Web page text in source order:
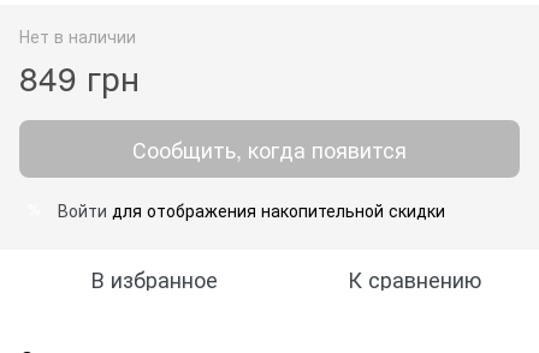
Нет в наличии
849 грн
Сообщить, когда появится
Войти для отображения накопительной скидки
В избранное К сравнению